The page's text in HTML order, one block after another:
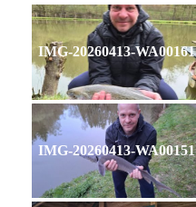
IMG-20260413-WA00161
IMG-20260413-WA00151